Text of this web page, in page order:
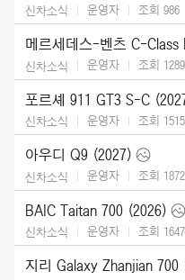
신차소식 운영자 조회 986
메르세데스-벤츠 C-Class
신차소식 운영자 조회 1289
포르셰 911 GT3 S-C
신차소식 운영자 조회 1515
아우디 Q9 (2027)
신차소식 운영자 조회 1872
BAIC Taitan 700 (2026)
신차소식 운영자 조회 1647
지리 Galaxy Zhanjian 700